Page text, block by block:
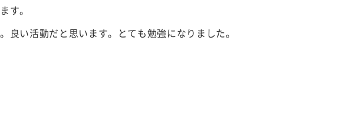
す。
良い活動だと思います。とても勉強になりました。